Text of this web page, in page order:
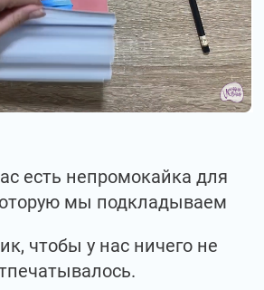
есть непромокайка для
мы подкладываем
чтобы у нас ничего не